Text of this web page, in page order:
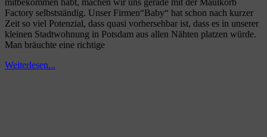
mitbekommen habt, machen wir uns gerade mit der Maulkorb
Factory selbstständig. Unser Firmen“Baby“ hat schon nach kurzer
Zeit so viel Potenzial, dass quasi vorhersehbar ist, dass es in unserer
kleinen Stadtwohnung in Potsdam aus allen Nähten platzen würde.
Man bräuchte eine richtige
Weiterlesen...